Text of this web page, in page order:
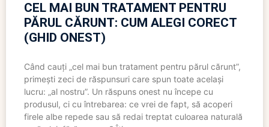
CEL MAI BUN TRATAMENT PENTRU
PĂRUL CĂRUNT: CUM ALEGI CORECT
(GHID ONEST)
Când cauți „cel mai bun tratament pentru părul cărunt”,
primești zeci de răspunsuri care spun toate același
lucru: „al nostru”. Un răspuns onest nu începe cu
produsul, ci cu întrebarea: ce vrei de fapt, să acoperi
firele albe repede sau să redai treptat culoarea naturală